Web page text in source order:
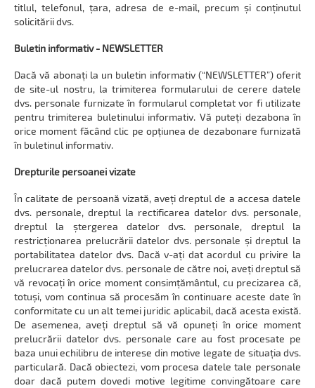
titlul, telefonul, țara, adresa de e-mail, precum și conținutul
solicitării dvs.
Buletin informativ - NEWSLETTER
Dacă vă abonați la un buletin informativ (“NEWSLETTER”) oferit
de site-ul nostru, la trimiterea formularului de cerere datele
dvs. personale furnizate în formularul completat vor fi utilizate
pentru trimiterea buletinului informativ. Vă puteți dezabona în
orice moment făcând clic pe opțiunea de dezabonare furnizată
în buletinul informativ.
Drepturile persoanei vizate
În calitate de persoană vizată, aveți dreptul de a accesa datele
dvs. personale, dreptul la rectificarea datelor dvs. personale,
dreptul la ștergerea datelor dvs. personale, dreptul la
restricționarea prelucrării datelor dvs. personale și dreptul la
portabilitatea datelor dvs. Dacă v-ați dat acordul cu privire la
prelucrarea datelor dvs. personale de către noi, aveți dreptul să
vă revocați în orice moment consimțământul, cu precizarea că,
totuși, vom continua să procesăm în continuare aceste date în
conformitate cu un alt temei juridic aplicabil, dacă acesta există.
De asemenea, aveți dreptul să vă opuneți în orice moment
prelucrării datelor dvs. personale care au fost procesate pe
baza unui echilibru de interese din motive legate de situația dvs.
particulară. Dacă obiectezi, vom procesa datele tale personale
doar dacă putem dovedi motive legitime convingătoare care